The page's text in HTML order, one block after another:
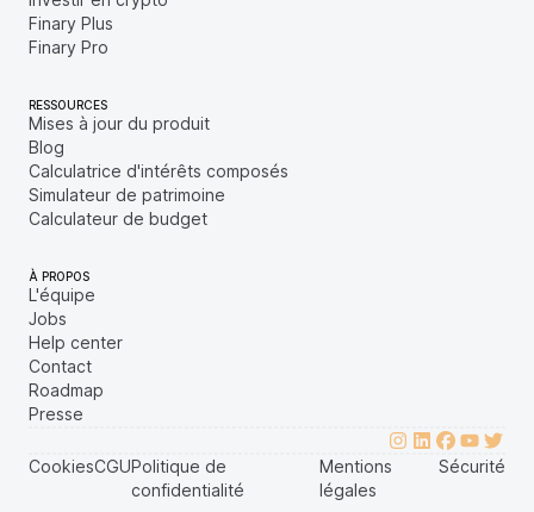
Finary Plus
Finary Pro
RESSOURCES
Mises à jour du produit
Blog
Calculatrice d'intérêts composés
Simulateur de patrimoine
Calculateur de budget
À PROPOS
L'équipe
Jobs
Help center
Contact
Roadmap
Presse
CookiesCGUPolitique de
confidentialité
Mentions
légales
Sécurité